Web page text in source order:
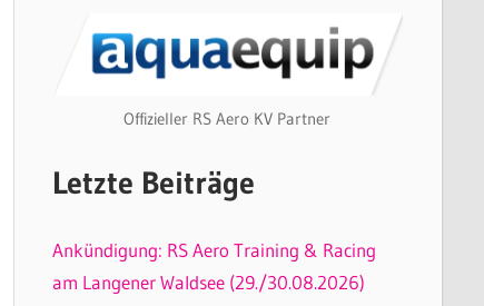
Offizieller RS Aero KV Partner
Letzte Beiträge
Ankündigung: RS Aero Training & Racing
am Langener Waldsee (29./30.08.2026)